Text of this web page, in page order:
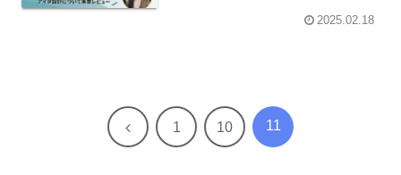
2025.02.18
前 1 10 11